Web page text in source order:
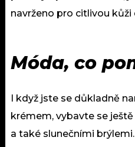
navrženo pro citlivou kůži
Móda, co
I když jste se důkladně
krémem, vybavte se
a také slunečními